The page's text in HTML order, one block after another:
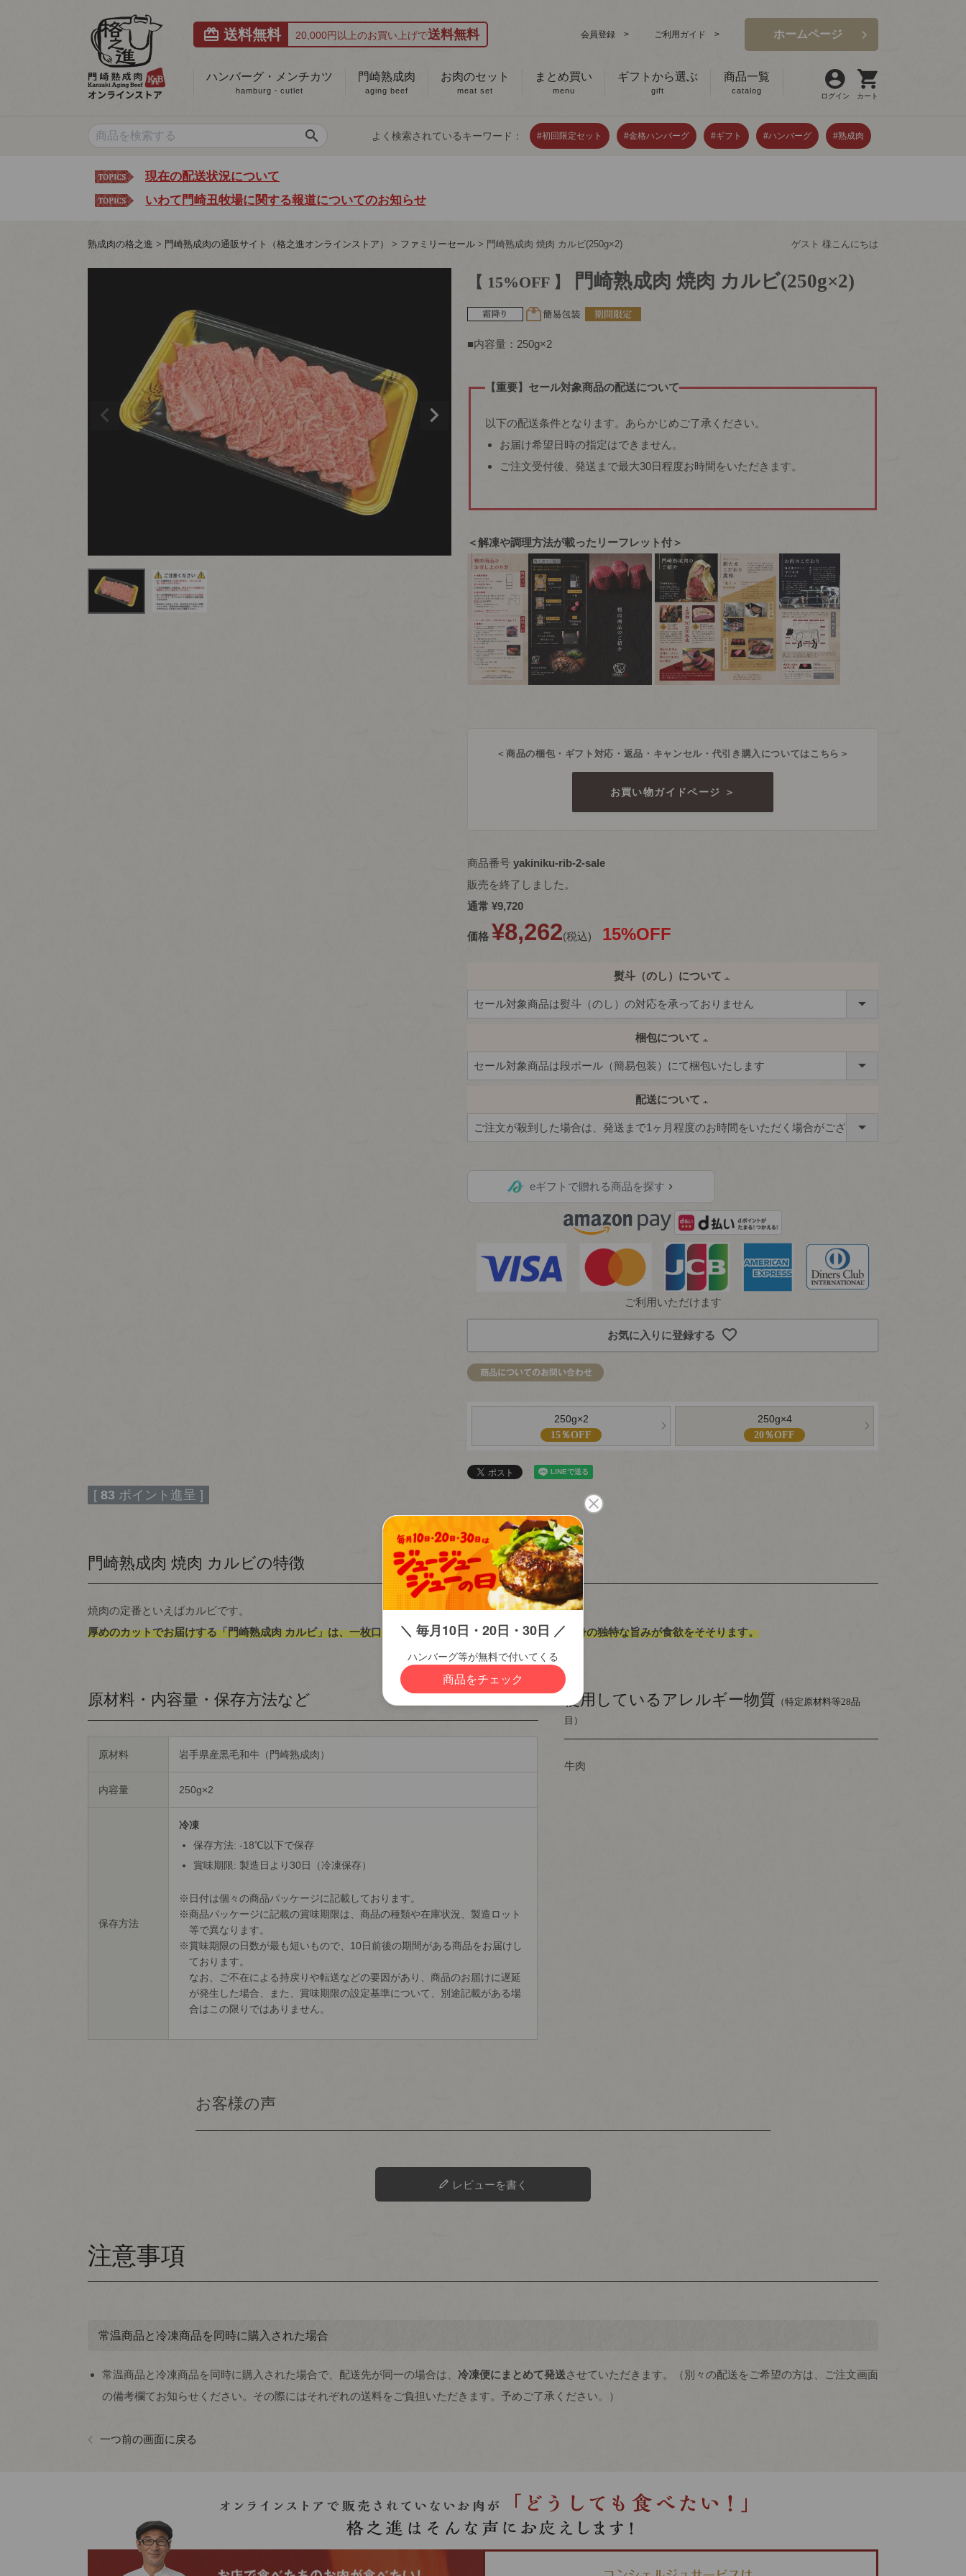
card_giftcard 送料無料 20,000円以上のお買い上げで送料無料 会員登録 > ご利用ガイド > ホームページ
ハンバーグ・メンチカツ
hamburg・cutlet
門崎熟成肉
aging beef
お肉のセット
meat set
まとめ買い
menu
ギフトから選ぶ
gift
商品一覧
catalog
ログイン カート
search よく検索されているキーワード： #初回限定セット #金格ハンバーグ #ギフト #ハンバーグ #熟成肉
現在の配送状況について
いわて門崎丑牧場に関する報道についてのお知らせ
熟成肉の格之進 門崎熟成肉の通販サイト（格之進オンラインストア） ファミリーセール 門崎熟成肉 焼肉 カルビ(250g×2) ゲスト 様こんにちは
(必
須)
梱包について
(必
配送について
須)
【 15%OFF 】 門崎熟成肉 焼肉 カルビ(250g×2)
■内容量：250g×2
【重要】セール対象商品の配送について
以下の配送条件となります。あらかじめご了承ください。
お届け希望日時の指定はできません。
ご注文受付後、発送まで最大30日程度お時間をいただきます。
＜解凍や調理方法が載ったリーフレット付＞
＜商品の梱包・ギフト対応・返品・キャンセル・代引き購入についてはこちら＞
お買い物ガイドページ ＞
商品番号 yakiniku-rib-2-sale
販売を終了しました。
通常 ¥9,720
価格 ¥8,262 税込 15%OFF
熨斗（のし）について
(必
梱包について
(必
配送について
(必
eギフトで贈れる商品を探す
ご利用いただけます
お気に入りに登録する
250g×2
15％OFF
250g×4
20％OFF
[ 83 ポイント進呈 ]
門崎熟成肉 焼肉 カルビの特徴
焼肉の定番といえばカルビです。
厚めのカットでお届けする「門崎熟成肉 カルビ」は、一枚口に入れると、とろけるような食感と、脂身の独特な旨みが食欲をそそります。
原材料・内容量・保存方法など
原材料 岩手県産黒毛和牛（門崎熟成肉）
内容量 250g×2
保存方法
冷凍
保存方法: -18℃以下で保存
賞味期限: 製造日より30日（冷凍保存）
日付は個々の商品パッケージに記載しております。
商品パッケージに記載の賞味期限は、商品の種類や在庫状況、製造ロット
等で異なります。
賞味期限の日数が最も短いもので、10日前後の期間がある商品をお届けし
ております。
なお、ご不在による持戻りや転送などの要因があり、商品のお届けに遅延
が発生した場合、また、賞味期限の設定基準について、別途記載がある場
合はこの限りではありません。
使用しているアレルギー物質 （特定原材料等28品
目）
牛肉
レビューを書く
注意事項
常温商品と冷凍商品を同時に購入された場合
常温商品と冷凍商品を同時に購入された場合で、配送先が同一の場合は、 冷凍便にまとめて発送させていただきます。（別々の配送をご希望の方は、ご注文画面
の備考欄てお知らせください。その際にはそれぞれの送料をご負担いただきます。予めご了承ください。）
一つ前の画面に戻る